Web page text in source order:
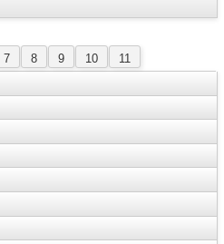
7 8 9 10
11